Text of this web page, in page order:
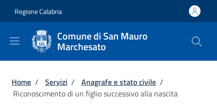
Regione Calabria
Comune di San Mauro
Marchesato
Briciole di pane
Home / Servizi / Anagrafe e stato civile /
Riconoscimento di un figlio successivo alla nascita